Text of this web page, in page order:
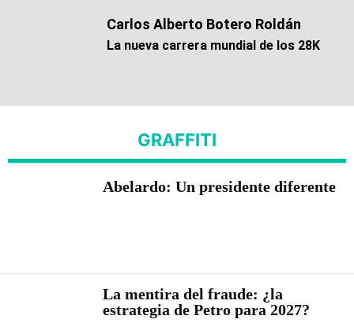
Carlos Alberto Botero Roldán
La nueva carrera mundial de los 28K
GRAFFITI
Abelardo: Un presidente diferente
La mentira del fraude: ¿la
estrategia de Petro para 2027?